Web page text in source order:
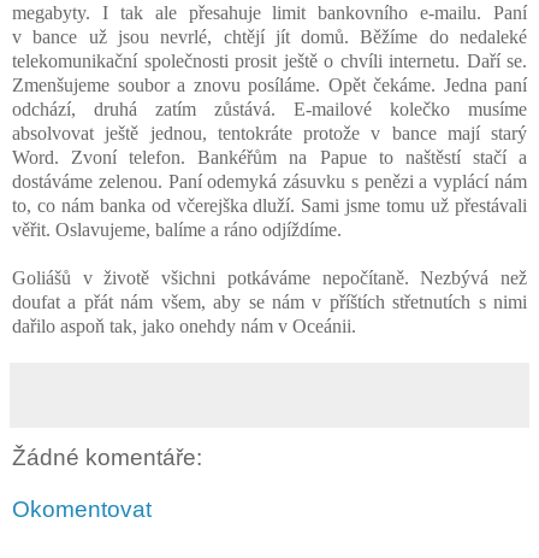
megabyty. I tak ale přesahuje limit bankovního e-mailu. Paní
v bance už jsou nevrlé, chtějí jít domů. Běžíme do nedaleké
telekomunikační společnosti prosit ještě o chvíli internetu. Daří se.
Zmenšujeme soubor a znovu posíláme. Opět čekáme. Jedna paní
odchází, druhá zatím zůstává. E-mailové kolečko musíme
absolvovat ještě jednou, tentokráte protože v bance mají starý
Word. Zvoní telefon. Bankéřům na Papue to naštěstí stačí a
dostáváme zelenou. Paní odemyká zásuvku s penězi a vyplácí nám
to, co nám banka od včerejška dluží. Sami jsme tomu už přestávali
věřit. Oslavujeme, balíme a ráno odjíždíme.
Goliášů v životě všichni potkáváme nepočítaně. Nezbývá než
doufat a přát nám všem, aby se nám v příštích střetnutích s nimi
dařilo aspoň tak, jako onehdy nám v Oceánii.
Žádné komentáře:
Okomentovat